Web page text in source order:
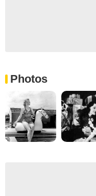
Photos